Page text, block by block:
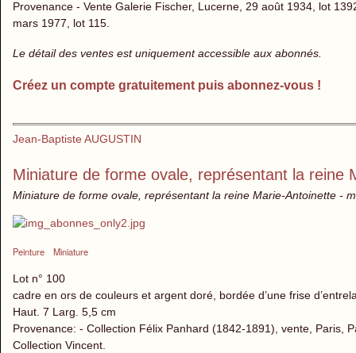
Provenance - Vente Galerie Fischer, Lucerne, 29 août 1934, lot
mars 1977, lot 115.
Le détail des ventes est uniquement accessible aux abonnés.
Créez un compte gratuitement puis abonnez-vous !
Jean-Baptiste AUGUSTIN
Miniature de forme ovale, représentant la reine
Miniature de forme ovale, représentant la reine Marie-Antoinette -
Peinture Miniature
Lot n° 100
cadre en ors de couleurs et argent doré, bordée d’une frise
Haut. 7 Larg. 5,5 cm
Provenance: - Collection Félix Panhard (1842-1891), vente, Paris,
Collection Vincent.